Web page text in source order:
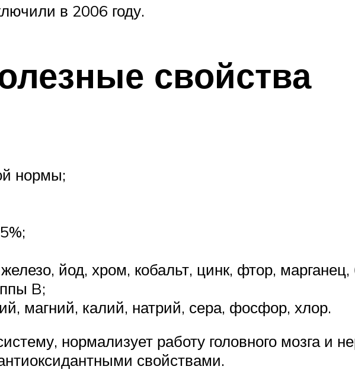
в 2006 году.
свойства
нормы;
йод, хром, кобальт, цинк, фтор,
B;
магний, калий, натрий, сера, фосфор, хлор.
нормализует работу головного мозга и
свойствами.